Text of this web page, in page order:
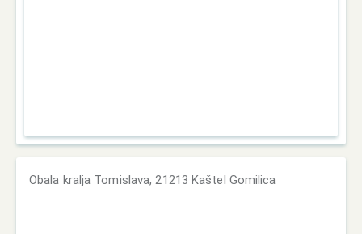
Obala kralja Tomislava, 21213 Kaštel Gomilica